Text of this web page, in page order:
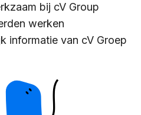
bij cV Group
werken
informatie van cV Groep